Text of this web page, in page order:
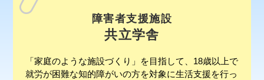
障害者支援施設
共立学舎
「家庭のような施設づくり」を目指して、18歳以上で
就労が困難な知的障がいの方を対象に生活支援を行っ